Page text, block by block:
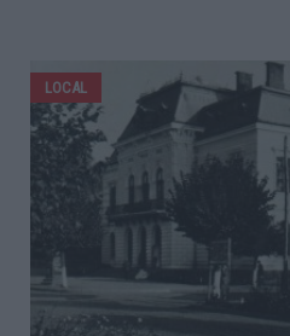
LOCAL